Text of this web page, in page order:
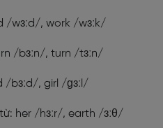
/wɜːd/, work /wɜːk/
/bɜːn/, turn /tɜːn/
/bɜːd/, girl /ɡɜːl/
her /hɜːr/, earth /ɜːθ/